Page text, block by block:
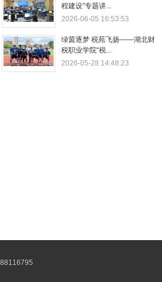
程建设”专题讲...
2026-06-05 16:53:53
绿茵逐梦 税苑飞扬——湖北财
税职业学院“税...
2026-05-28 14:48:23